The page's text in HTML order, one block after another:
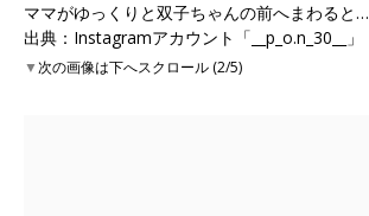
ママがゆっくりと双子ちゃんの前へまわると…
出典：Instagramアカウント「__p_o.n_30__」
▼次の画像は下へスクロール (2/5)